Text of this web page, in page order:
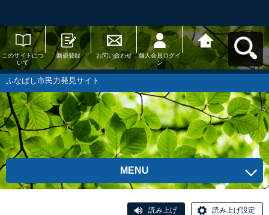
このサイトにつ
いて
新規登録 お問い合わせ
個人会員ログイ
ン
ふなばし市民力
発見サイトへ戻
る
ふなばし市民力発見サイト
MENU
読み上げ 読み上げ設定